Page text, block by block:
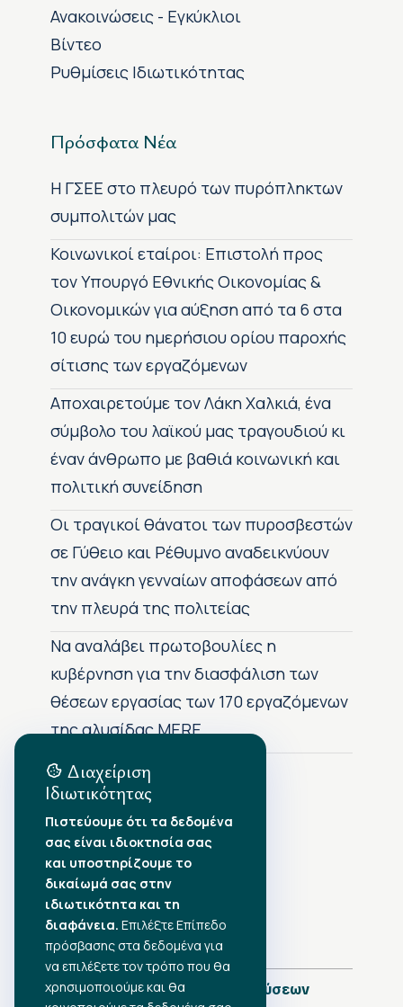
Ανακοινώσεις - Εγκύκλιοι
Βίντεο
Ρυθμίσεις Ιδιωτικότητας
Πρόσφατα Νέα
H ΓΣΕΕ στο πλευρό των πυρόπληκτων
συμπολιτών μας
Κοινωνικοί εταίροι: Επιστολή προς
τον Υπουργό Εθνικής Οικονομίας &
Οικονομικών για αύξηση από τα 6 στα
10 ευρώ του ημερήσιου ορίου παροχής
σίτισης των εργαζόμενων
Αποχαιρετούμε τον Λάκη Χαλκιά, ένα
σύμβολο του λαϊκού μας τραγουδιού κι
έναν άνθρωπο με βαθιά κοινωνική και
πολιτική συνείδηση
Οι τραγικοί θάνατοι των πυροσβεστών
σε Γύθειο και Ρέθυμνο αναδεικνύουν
την ανάγκη γενναίων αποφάσεων από
την πλευρά της πολιτείας
Να αναλάβει πρωτοβουλίες η
κυβέρνηση για την διασφάλιση των
θέσεων εργασίας των 170 εργαζόμενων
της αλυσίδας MERE
Αρχείο Δημοσιεύσεων
•Αύγουστος 2026
•Ιούλιος 2026
•Ιούνιος 2026
•Μάιος 2026
•Απρίλιος 2026
•Μάρτιος 2026
Πλήρες Ημερολόγιο Δημοσιεύσεων
Διαχείριση
Ιδιωτικότητας
Πιστεύουμε ότι τα δεδομένα
σας είναι ιδιοκτησία σας
και υποστηρίζουμε το
δικαίωμά σας στην
ιδιωτικότητα και τη
διαφάνεια. Επιλέξτε Επίπεδο
πρόσβασης στα δεδομένα για
να επιλέξετε τον τρόπο που θα
χρησιμοποιούμε και θα